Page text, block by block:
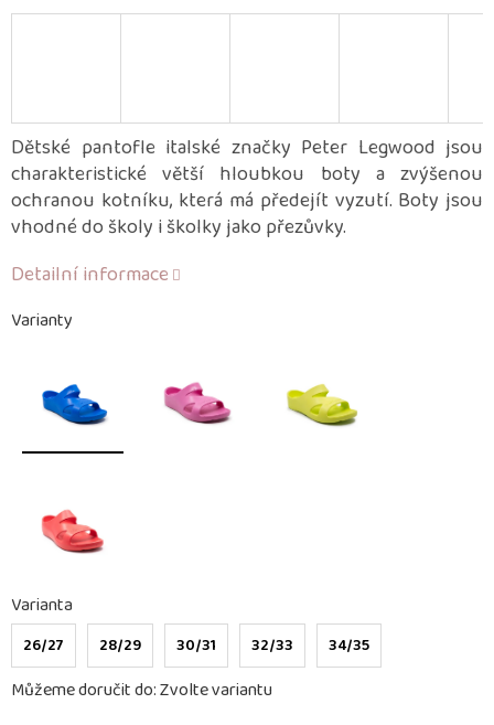
Varianty
Varianta
26/27 28/29 30/31 32/33 34/35
Můžeme doručit do:Zvolte variantu
Dětské pantofle italské značky Peter Legwood jsou
charakteristické větší hloubkou boty a zvýšenou
ochranou kotníku, která má předejít vyzutí. Boty jsou
vhodné do školy i školky jako přezůvky.
Detailní informace